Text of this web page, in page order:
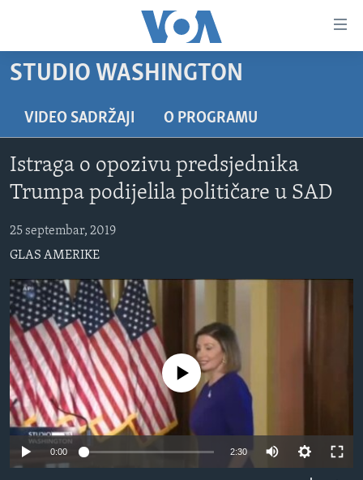
glavni
Pređi
na
glavnu
navigaciju
Idi
pretragu
VIDEO
VIJESTI
SJEDINJENE AMERIČKE DRŽAVE
BOSNA I HERCEGOVINA
SVIJET
NAUKA I TEHNOLOGIJA
SPECIJALNI PROJEKTI
KORUPCIJA
SLOBODA MEDIJA
ŽENSKA STRANA
IZBJEGLIČKA STRANA
MAGAZIN
O GLASU AMERIKE
Learning English
STUDIO WASHINGTON
VIDEO SADRŽAJI O PROGRAMU
Istraga o opozivu predsjednika
Trumpa podijelila političare u SAD
25 septembar, 2019
GLAS AMERIKE
No media source currently available
0:00 2:30